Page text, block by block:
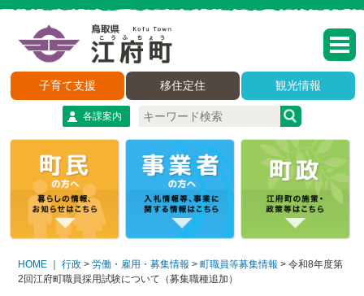
子育て支援 移住定住 観光情報
各課案内
HOME ｜行政 >労働・雇用・募集情報 >町職員等募集情報>令和8年度第
2回江府町職員採用試験について（募集職種追加）